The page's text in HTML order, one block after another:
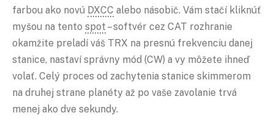
farbou ako novú DXCC alebo násobič. Vám stačí kliknúť
myšou na tento spot – softvér cez CAT rozhranie
okamžite preladí váš TRX na presnú frekvenciu danej
stanice, nastaví správny mód (CW) a vy môžete ihneď
volať. Celý proces od zachytenia stanice skimmerom
na druhej strane planéty až po vaše zavolanie trvá
menej ako dve sekundy.